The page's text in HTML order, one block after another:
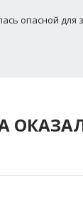
опасной для